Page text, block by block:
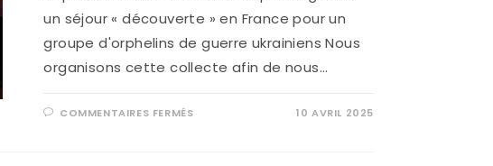
un séjour « découverte » en France pour un
groupe d'orphelins de guerre ukrainiens Nous
organisons cette collecte afin de nous…
COMMENTAIRES FERMÉS 10 AVRIL 2025